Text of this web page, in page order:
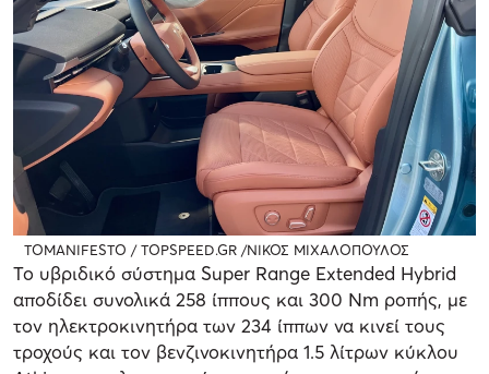
TOMANIFESTO / TOPSPEED.GR /ΝΙΚΟΣ ΜΙΧΑΛΟΠΟΥΛΟΣ
Το υβριδικό σύστημα Super Range Extended Hybrid
αποδίδει συνολικά 258 ίππους και 300 Nm ροπής, με
τον ηλεκτροκινητήρα των 234 ίππων να κινεί τους
τροχούς και τον βενζινοκινητήρα 1.5 λίτρων κύκλου